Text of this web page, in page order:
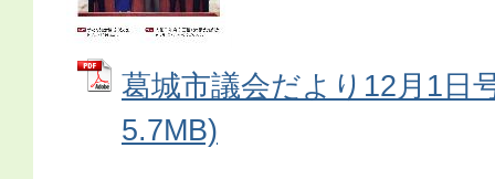
葛城市議会だより12月1日
5.7MB)